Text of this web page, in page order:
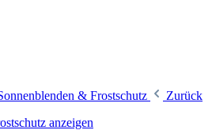
& Frostschutz
Zurück
anzeigen